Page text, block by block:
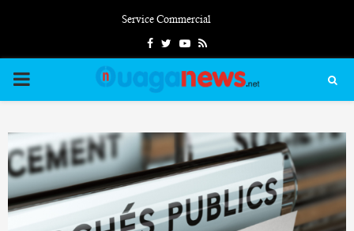
Service Commercial
FacebookTwitterYoutube
Rss
PRIMARY